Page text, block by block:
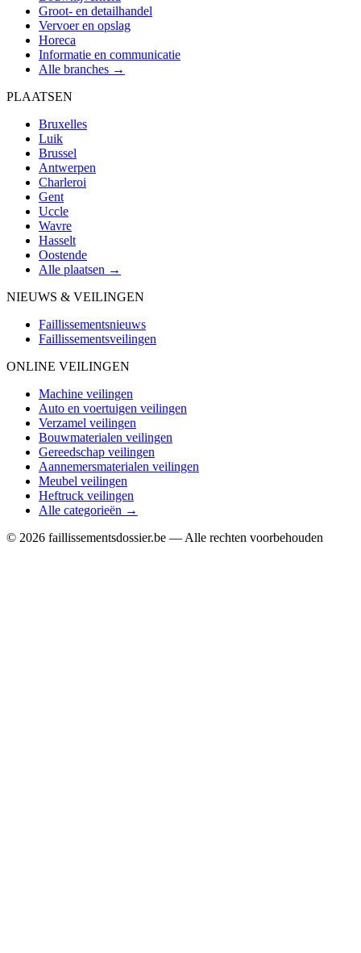
Groot- en detailhandel
Vervoer en opslag
Horeca
Informatie en communicatie
Alle branches →
PLAATSEN
Bruxelles
Luik
Brussel
Antwerpen
Charleroi
Gent
Uccle
Wavre
Hasselt
Oostende
Alle plaatsen →
NIEUWS & VEILINGEN
Faillissementsnieuws
Faillissementsveilingen
ONLINE VEILINGEN
Machine veilingen
Auto en voertuigen veilingen
Verzamel veilingen
Bouwmaterialen veilingen
Gereedschap veilingen
Aannemersmaterialen veilingen
Meubel veilingen
Heftruck veilingen
Alle categorieën →
© 2026 faillissementsdossier.be — Alle rechten voorbehouden